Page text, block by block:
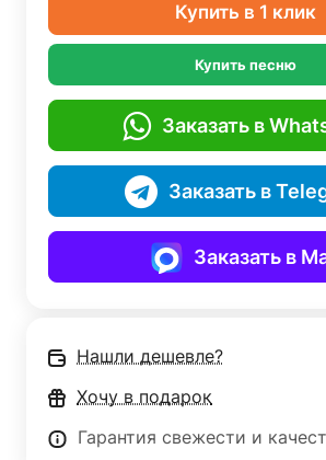
Купить в 1 клик
Купить песню
Заказать в
Заказать в
Заказать в
Нашли дешевле?
Хочу в подарок
Гарантия свежести и